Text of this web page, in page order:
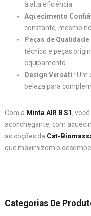
à alta eficiência.
Aquecimento
constante, mesmo
Peças de Qualidade
técnico e peças
equipamento.
Design Versátil : Um
beleza para
Com a Minta AIR 8 S1,
aconchegante, com
as opções da Cat-
que maximizem o
Categorias De